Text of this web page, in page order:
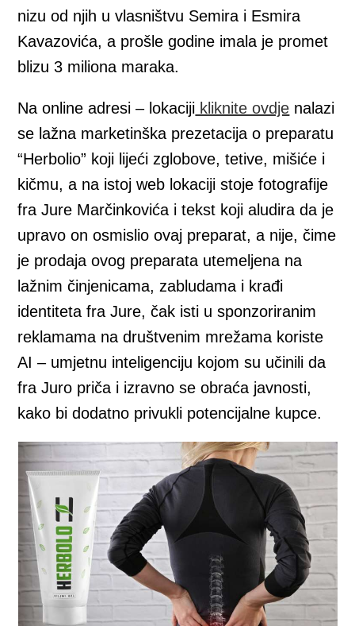
nizu od njih u vlasništvu Semira i Esmira
Kavazovića, a prošle godine imala je promet
blizu 3 miliona maraka.
Na online adresi – lokaciji kliknite ovdje nalazi
se lažna marketinška prezetacija o preparatu
“Herbolio” koji lijeći zglobove, tetive, mišiće i
kičmu, a na istoj web lokaciji stoje fotografije
fra Jure Marčinkovića i tekst koji aludira da je
upravo on osmislio ovaj preparat, a nije, čime
je prodaja ovog preparata utemeljena na
lažnim činjenicama, zabludama i krađi
identiteta fra Jure, čak isti u sponzoriranim
reklamama na društvenim mrežama koriste
AI – umjetnu inteligenciju kojom su učinili da
fra Juro priča i izravno se obraća javnosti,
kako bi dodatno privukli potencijalne kupce.